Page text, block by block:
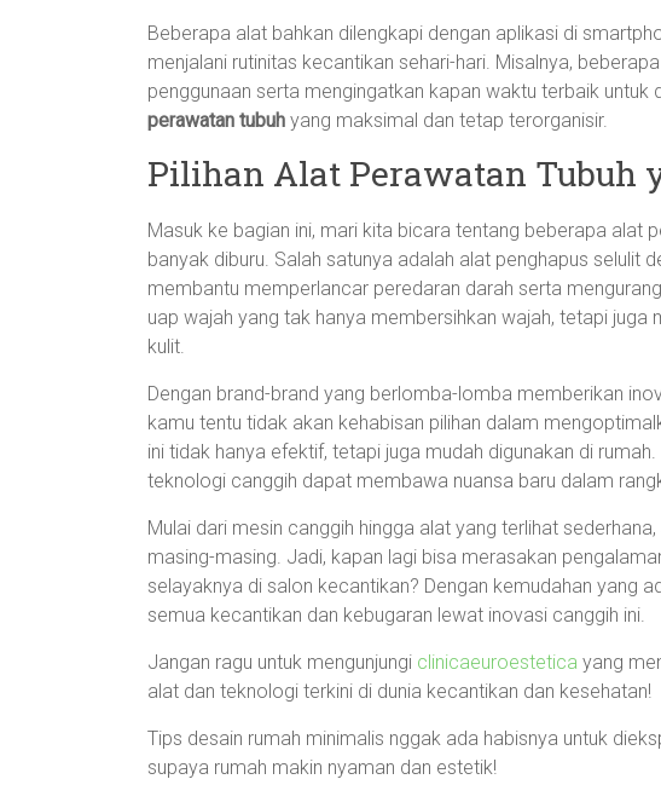
Beberapa alat bahkan dilengkapi dengan aplikasi di
menjalani rutinitas kecantikan sehari-hari. Misalnya,
penggunaan serta mengingatkan kapan waktu terbaik untuk
perawatan tubuh yang maksimal dan tetap terorganisir.
Pilihan Alat Perawatan Tubuh
Masuk ke bagian ini, mari kita bicara tentang beberapa alat
banyak diburu. Salah satunya adalah alat penghapus selulit
membantu memperlancar peredaran darah serta
uap wajah yang tak hanya membersihkan wajah, tetapi
kulit.
Dengan brand-brand yang berlomba-lomba memberikan
kamu tentu tidak akan kehabisan pilihan dalam
ini tidak hanya efektif, tetapi juga mudah digunakan di
teknologi canggih dapat membawa nuansa baru dalam
Mulai dari mesin canggih hingga alat yang terlihat
masing-masing. Jadi, kapan lagi bisa merasakan
selayaknya di salon kecantikan? Dengan kemudahan yang
semua kecantikan dan kebugaran lewat inovasi canggih ini.
Jangan ragu untuk mengunjungi clinicaeuroestetica yang
alat dan teknologi terkini di dunia kecantikan dan kesehatan!
Tips desain rumah minimalis nggak ada habisnya untuk
supaya rumah makin nyaman dan estetik!